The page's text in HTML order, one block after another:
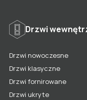
DRZWI
DRZWI
WSZYSTKIE
LISTWY
LISTWY
PANELE ŚCIENNE
Drzwi
Drzwi nowoczesne
Drzwi klasyczne
Drzwi fornirowane
Drzwi ukryte